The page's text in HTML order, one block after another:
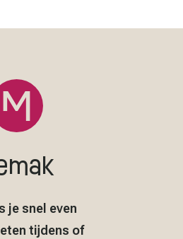
je snel even
tijdens of